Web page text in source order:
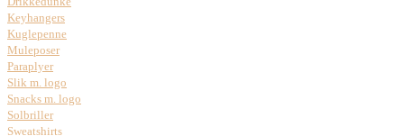
Keyhangers
Kuglepenne
Muleposer
Paraplyer
Slik m. logo
Snacks m. logo
Solbriller
Sweatshirts